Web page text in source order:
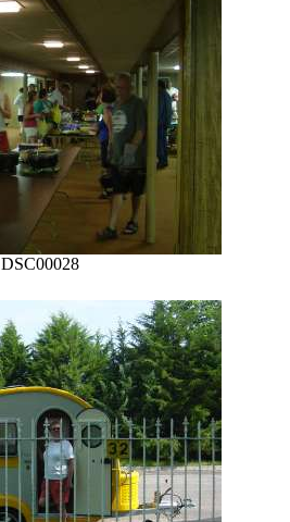
DSC00028